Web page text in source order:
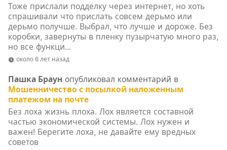
Тоже прислали подделку через интернет, но хоть
спрашивали что прислать совсем дерьмо или
дерьмо получше. Выбрал, что лучше и дороже. Без
коробки, завернуты в пленку пузырчатую много раз,
но все функци...
около 6 лет назад
Пашка Браун опубликовал комментарий в
Мошенничество с посылкой наложенным
платежом на почте
Без лоха жизнь плоха. Лох является составной
частью экономической системы. Лох нужен и
важен! Берегите лоха, не давайте ему вредных
советов